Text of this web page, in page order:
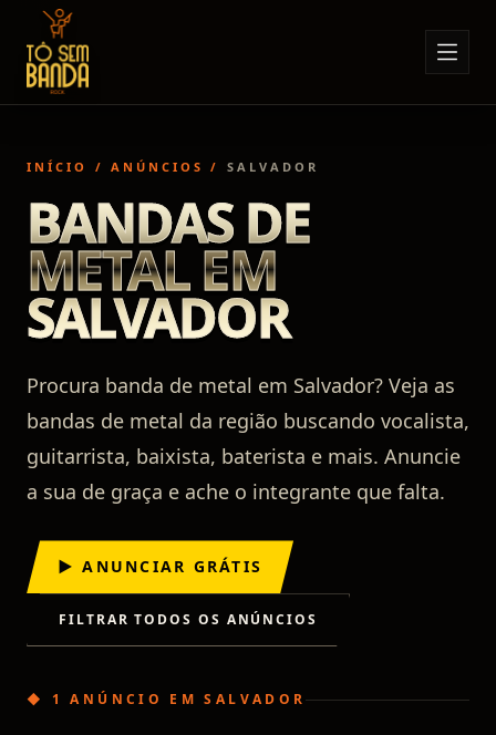
Sobre Nós
Eventos
Minha Conta
Contato
INÍCIO / ANÚNCIOS / SALVADOR
BANDAS DE
METAL EM
SALVADOR
Procura banda de metal em Salvador? Veja as
bandas de metal da região buscando vocalista,
guitarrista, baixista, baterista e mais. Anuncie
a sua de graça e ache o integrante que falta.
▶ ANUNCIAR GRÁTIS
FILTRAR TODOS OS ANÚNCIOS
◆ 1 ANÚNCIO EMSALVADOR